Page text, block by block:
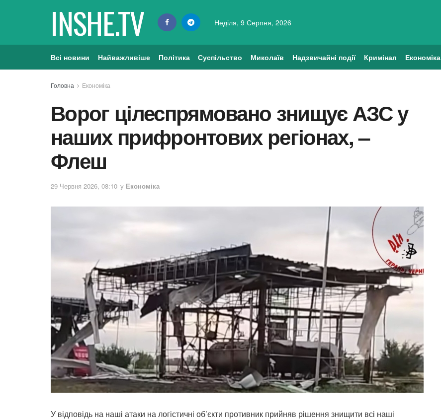
INSHE.TV Неділя, 9 Серпня, 2026
Всі новини Найважливіше Політика Суспільство Миколаїв Надзвичайні події Кримінал Економіка
Головна Економіка
Ворог цілеспрямовано знищує АЗС у
наших прифронтових регіонах, –
Флеш
29 Червня 2026, 08:10 у Економіка
У відповідь на наші атаки на логістичні об’єкти противник прийняв рішення знищити всі наші